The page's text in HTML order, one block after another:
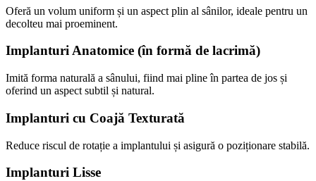
Oferă un volum uniform și un aspect plin al sânilor, ideale pentru un
decolteu mai proeminent.
Implanturi Anatomice (în formă de lacrimă)
Imită forma naturală a sânului, fiind mai pline în partea de jos și
oferind un aspect subtil și natural.
Implanturi cu Coajă Texturată
Reduce riscul de rotație a implantului și asigură o poziționare stabilă.
Implanturi Lisse